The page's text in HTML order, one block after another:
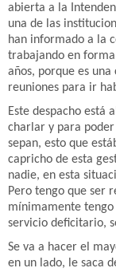
abierta a la
una de las
han informado a la
trabajando en
años, porque es
reuniones para ir
Este despacho está
charlar y para
sepan, esto que
capricho de esta
nadie, en esta
Pero tengo que ser
mínimamente tengo
servicio deficitario,
Se va a hacer el
en un lado, le saca